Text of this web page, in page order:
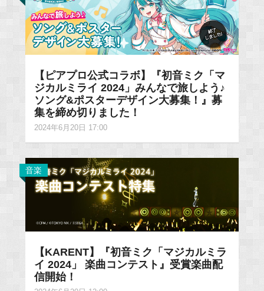
【ピアプロ公式コラボ】『初音ミク「マ
ジカルミライ 2024」みんなで旅しよう♪
ソング&ポスターデザイン大募集！』募
集を締め切りました！
2024年6月20日 17:00
音楽
【KARENT】『初音ミク「マジカルミラ
イ 2024」 楽曲コンテスト』受賞楽曲配
信開始！